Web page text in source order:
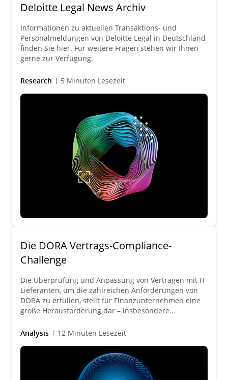
Deloitte Legal News Archiv
Informationen zu aktuellen Transaktions- und
Personalmeldungen von Deloitte Legal in Deutschland
finden Sie hier. Für weitere Fragen stehen wir Ihnen
gerne zur Verfügung.
Research 5 Minuten Lesezeit
Die DORA Vertrags-Compliance-
Challenge
Die Überprüfung und Anpassung von Verträgen mit IT-
Lieferanten, um die zahlreichen Anforderungen von
DORA zu erfüllen, stellt für Finanzunternehmen eine
große Herausforderung dar – insbesondere
effizienter, systematischer und digitaler
einer DORA-konformen Vertragslandschaft.
Analysis 12 Minuten Lesezeit